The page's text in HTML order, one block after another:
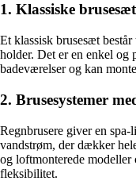
1. Klassiske brusesæt
Et klassisk brusesæt
holder. Det er en enkel og
badeværelser og kan
2. Brusesystemer
Regnbrusere giver en
vandstrøm, der dækker
og loftmonterede modeller
fleksibilitet.